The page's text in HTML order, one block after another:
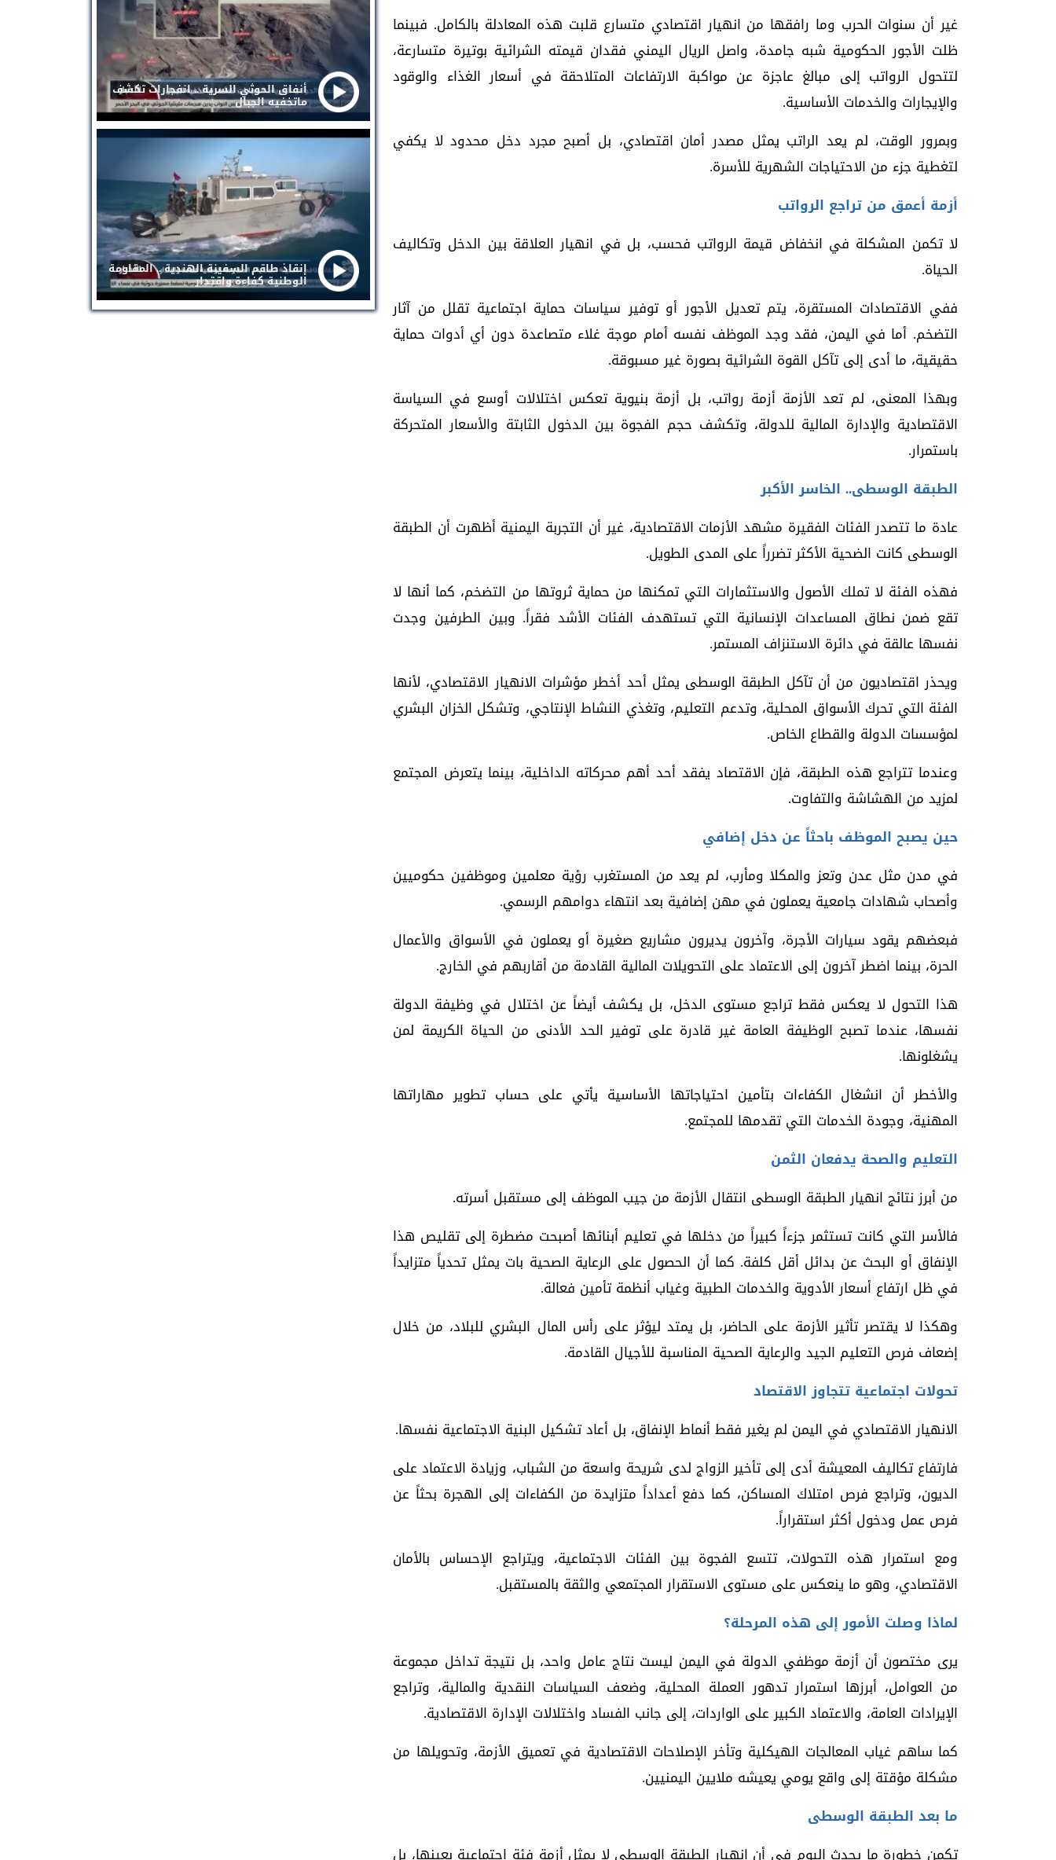
غير أن سنوات الحرب وما رافقها من انهيار اقتصادي متسارع قلبت هذه المعادلة بالكامل. فبينما
ظلت الأجور الحكومية شبه جامدة، واصل الريال اليمني فقدان قيمته الشرائية بوتيرة متسارعة،
لتتحول الرواتب إلى مبالغ عاجزة عن مواكبة الارتفاعات المتلاحقة في أسعار الغذاء والوقود
والإيجارات والخدمات الأساسية.
وبمرور الوقت، لم يعد الراتب يمثل مصدر أمان اقتصادي، بل أصبح مجرد دخل محدود لا يكفي
لتغطية جزء من الاحتياجات الشهرية للأسرة.
أزمة أعمق من تراجع الرواتب
لا تكمن المشكلة في انخفاض قيمة الرواتب فحسب، بل في انهيار العلاقة بين الدخل وتكاليف
الحياة.
ففي الاقتصادات المستقرة، يتم تعديل الأجور أو توفير سياسات حماية اجتماعية تقلل من آثار
التضخم. أما في اليمن، فقد وجد الموظف نفسه أمام موجة غلاء متصاعدة دون أي أدوات حماية
حقيقية، ما أدى إلى تآكل القوة الشرائية بصورة غير مسبوقة.
وبهذا المعنى، لم تعد الأزمة أزمة رواتب، بل أزمة بنيوية تعكس اختلالات أوسع في السياسة
الاقتصادية والإدارة المالية للدولة، وتكشف حجم الفجوة بين الدخول الثابتة والأسعار المتحركة
باستمرار.
الطبقة الوسطى.. الخاسر الأكبر
عادة ما تتصدر الفئات الفقيرة مشهد الأزمات الاقتصادية، غير أن التجربة اليمنية أظهرت أن الطبقة
الوسطى كانت الضحية الأكثر تضرراً على المدى الطويل.
فهذه الفئة لا تملك الأصول والاستثمارات التي تمكنها من حماية ثروتها من التضخم، كما أنها لا
تقع ضمن نطاق المساعدات الإنسانية التي تستهدف الفئات الأشد فقراً. وبين الطرفين وجدت
نفسها عالقة في دائرة الاستنزاف المستمر.
ويحذر اقتصاديون من أن تآكل الطبقة الوسطى يمثل أحد أخطر مؤشرات الانهيار الاقتصادي، لأنها
الفئة التي تحرك الأسواق المحلية، وتدعم التعليم، وتغذي النشاط الإنتاجي، وتشكل الخزان البشري
لمؤسسات الدولة والقطاع الخاص.
وعندما تتراجع هذه الطبقة، فإن الاقتصاد يفقد أحد أهم محركاته الداخلية، بينما يتعرض المجتمع
لمزيد من الهشاشة والتفاوت.
حين يصبح الموظف باحثاً عن دخل إضافي
في مدن مثل عدن وتعز والمكلا ومأرب، لم يعد من المستغرب رؤية معلمين وموظفين حكوميين
وأصحاب شهادات جامعية يعملون في مهن إضافية بعد انتهاء دوامهم الرسمي.
فبعضهم يقود سيارات الأجرة، وآخرون يديرون مشاريع صغيرة أو يعملون في الأسواق والأعمال
الحرة، بينما اضطر آخرون إلى الاعتماد على التحويلات المالية القادمة من أقاربهم في الخارج.
هذا التحول لا يعكس فقط تراجع مستوى الدخل، بل يكشف أيضاً عن اختلال في وظيفة الدولة
نفسها، عندما تصبح الوظيفة العامة غير قادرة على توفير الحد الأدنى من الحياة الكريمة لمن
يشغلونها.
والأخطر أن انشغال الكفاءات بتأمين احتياجاتها الأساسية يأتي على حساب تطوير مهاراتها
المهنية، وجودة الخدمات التي تقدمها للمجتمع.
التعليم والصحة يدفعان الثمن
من أبرز نتائج انهيار الطبقة الوسطى انتقال الأزمة من جيب الموظف إلى مستقبل أسرته.
فالأسر التي كانت تستثمر جزءاً كبيراً من دخلها في تعليم أبنائها أصبحت مضطرة إلى تقليص هذا
الإنفاق أو البحث عن بدائل أقل كلفة. كما أن الحصول على الرعاية الصحية بات يمثل تحدياً متزايداً
في ظل ارتفاع أسعار الأدوية والخدمات الطبية وغياب أنظمة تأمين فعالة.
وهكذا لا يقتصر تأثير الأزمة على الحاضر، بل يمتد ليؤثر على رأس المال البشري للبلاد، من خلال
إضعاف فرص التعليم الجيد والرعاية الصحية المناسبة للأجيال القادمة.
تحولات اجتماعية تتجاوز الاقتصاد
الانهيار الاقتصادي في اليمن لم يغير فقط أنماط الإنفاق، بل أعاد تشكيل البنية الاجتماعية نفسها.
فارتفاع تكاليف المعيشة أدى إلى تأخير الزواج لدى شريحة واسعة من الشباب، وزيادة الاعتماد على
الديون، وتراجع فرص امتلاك المساكن، كما دفع أعداداً متزايدة من الكفاءات إلى الهجرة بحثاً عن
فرص عمل ودخول أكثر استقراراً.
ومع استمرار هذه التحولات، تتسع الفجوة بين الفئات الاجتماعية، ويتراجع الإحساس بالأمان
الاقتصادي، وهو ما ينعكس على مستوى الاستقرار المجتمعي والثقة بالمستقبل.
لماذا وصلت الأمور إلى هذه المرحلة؟
يرى مختصون أن أزمة موظفي الدولة في اليمن ليست نتاج عامل واحد، بل نتيجة تداخل مجموعة
من العوامل، أبرزها استمرار تدهور العملة المحلية، وضعف السياسات النقدية والمالية، وتراجع
الإيرادات العامة، والاعتماد الكبير على الواردات، إلى جانب الفساد واختلالات الإدارة الاقتصادية.
كما ساهم غياب المعالجات الهيكلية وتأخر الإصلاحات الاقتصادية في تعميق الأزمة، وتحويلها من
مشكلة مؤقتة إلى واقع يومي يعيشه ملايين اليمنيين.
ما بعد الطبقة الوسطى
تكمن خطورة ما يحدث اليوم في أن انهيار الطبقة الوسطى لا يمثل أزمة فئة اجتماعية بعينها، بل
أنفاق الحوثي السرية .. انفجارات تكشف
ماتخفيه الجبال
إنقاذ طاقم السفينة الهندية .. المقاومة
الوطنية كفاءة واقتدار